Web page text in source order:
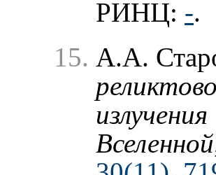
РИНЦ: -.
А.А.
Вселенной